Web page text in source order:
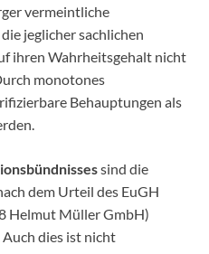
vermeintliche
jeglicher sachlichen
ihren Wahrheitsgehalt nicht
monotones
Behauptungen als
sind die
dem Urteil des EuGH
Helmut Müller GmbH)
dies ist nicht